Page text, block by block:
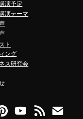
演予定
演テーマ
ト
ング
ス研究会